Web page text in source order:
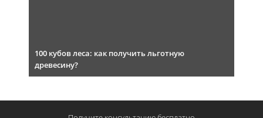
100 кубов леса: как получить льготную
древесину?